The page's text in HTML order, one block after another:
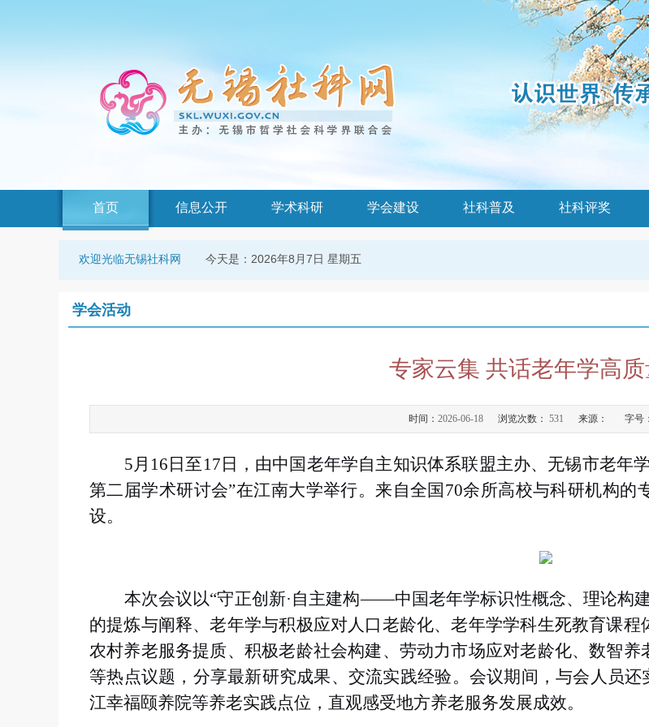
首页 信息公开 学术科研 学会建设 社科普及 社科评奖
欢迎光临无锡社科网 今天是： 2026年8月7日 星期五
学会活动
专家云集 共话老年学高
时间： 2026-06-18 浏览次数： 531 来源： 字号
5月16日至17日，由中国老年学自主知识体系联盟主办、无锡市老年
第二届学术研讨会”在江南大学举行。来自全国70余所高校与科研机构
设。
本次会议以“守正创新·自主建构——中国老年学标识性概念、理论构
的提炼与阐释、老年学与积极应对人口老龄化、老年学学科生死教育课
农村养老服务提质、积极老龄社会构建、劳动力市场应对老龄化、数智
等热点议题，分享最新研究成果、交流实践经验。会议期间，与会人员
江幸福颐养院等养老实践点位，直观感受地方养老服务发展成效。